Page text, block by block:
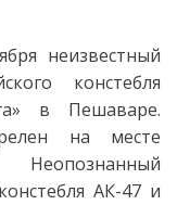
неизвестный
констебля
в Пешаваре.
на месте
АК-47 и